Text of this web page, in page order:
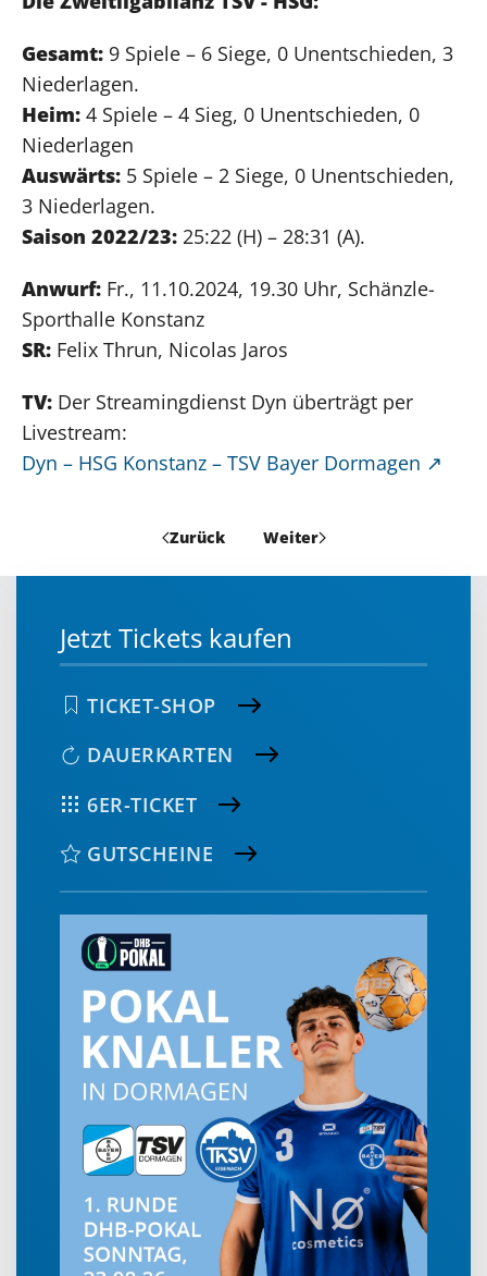
Gesamt: 9 Spiele – 6 Siege, 0 Unentschieden, 3
Niederlagen.
Heim: 4 Spiele – 4 Sieg, 0 Unentschieden, 0
Niederlagen
Auswärts: 5 Spiele – 2 Siege, 0 Unentschieden,
3 Niederlagen.
Saison 2022/23: 25:22 (H) – 28:31 (A).
Anwurf: Fr., 11.10.2024, 19.30 Uhr, Schänzle-
Sporthalle Konstanz
SR: Felix Thrun, Nicolas Jaros
TV: Der Streamingdienst Dyn überträgt per
Livestream:
Dyn – HSG Konstanz – TSV Bayer Dormagen
Zurück Weiter
Jetzt Tickets kaufen
TICKET-SHOP
DAUERKARTEN
6ER-TICKET
GUTSCHEINE